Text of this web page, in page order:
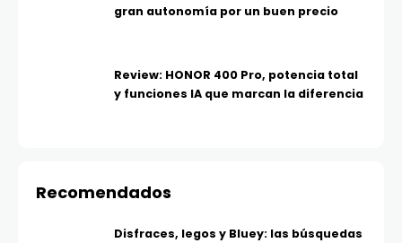
gran autonomía por un buen precio
Review: HONOR 400 Pro, potencia total
y funciones IA que marcan la diferencia
Recomendados
Disfraces, legos y Bluey: las búsquedas